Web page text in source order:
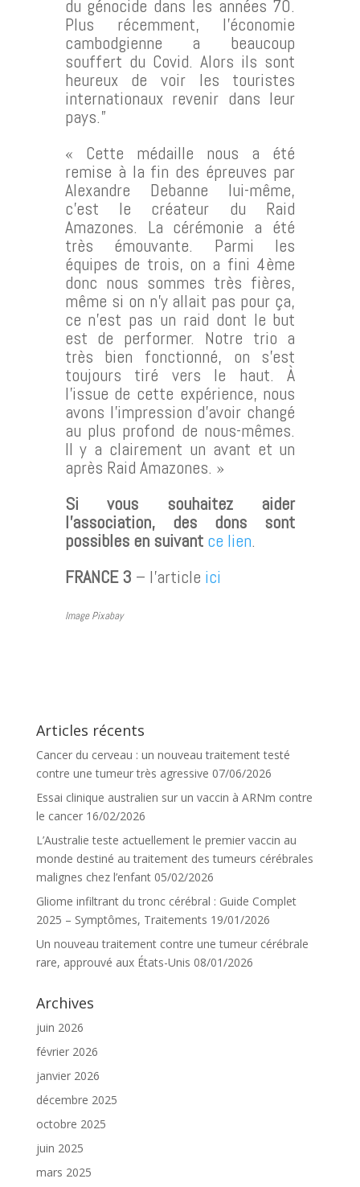
du génocide dans les années 70.
Plus récemment, l’économie
cambodgienne a beaucoup
souffert du Covid. Alors ils sont
heureux de voir les touristes
internationaux revenir dans leur
pays.”
« Cette médaille nous a été
remise à la fin des épreuves par
Alexandre Debanne lui-même,
c’est le créateur du Raid
Amazones. La cérémonie a été
très émouvante. Parmi les
équipes de trois, on a fini 4ème
donc nous sommes très fières,
même si on n’y allait pas pour ça,
ce n’est pas un raid dont le but
est de performer. Notre trio a
très bien fonctionné, on s’est
toujours tiré vers le haut. À
l’issue de cette expérience, nous
avons l’impression d’avoir changé
au plus profond de nous-mêmes.
Il y a clairement un avant et un
après Raid Amazones. »
Si vous souhaitez aider
l’association, des dons sont
possibles en suivant ce lien.
FRANCE 3 – l’article ici
Image Pixabay
Articles récents
Cancer du cerveau : un nouveau traitement testé
contre une tumeur très agressive 07/06/2026
Essai clinique australien sur un vaccin à ARNm contre
le cancer 16/02/2026
L’Australie teste actuellement le premier vaccin au
monde destiné au traitement des tumeurs cérébrales
malignes chez l’enfant 05/02/2026
Gliome infiltrant du tronc cérébral : Guide Complet
2025 – Symptômes, Traitements 19/01/2026
Un nouveau traitement contre une tumeur cérébrale
rare, approuvé aux États-Unis 08/01/2026
Archives
juin 2026
février 2026
janvier 2026
décembre 2025
octobre 2025
juin 2025
mars 2025